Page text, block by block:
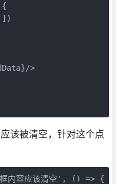
>
该被清空，针对这个点
内容应该清空', () => {